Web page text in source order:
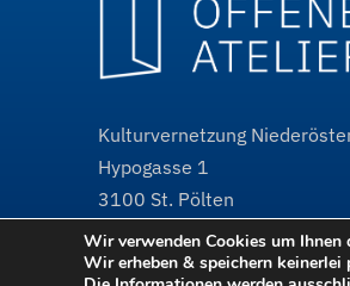
Kulturvernetzung
Hypogasse 1
3100 St. Pölten
@ tdoa@kulturvernetzung.at
Wir verwenden Cookies um
Wir erheben & speichern keinerlei